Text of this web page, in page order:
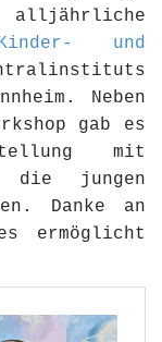
und
Neben
gab es
mit
jungen
Danke an
ermöglicht